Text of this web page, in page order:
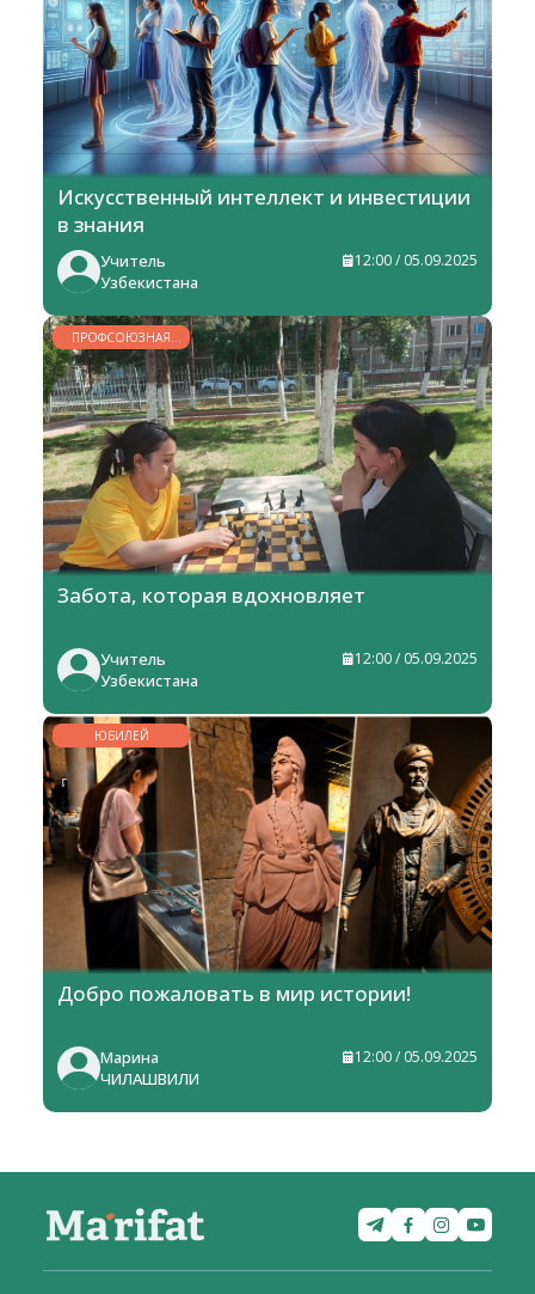
Искусственный интеллект и инвестиции
в знания
Учитель
Узбекистана
12:00 / 05.09.2025
ПРОФСОЮЗНАЯ
ЖИЗНЬ
Забота, которая вдохновляет
Учитель
Узбекистана
12:00 / 05.09.2025
ЮБИЛЕЙ
Добро пожаловать в мир истории!
Марина
ЧИЛАШВИЛИ
12:00 / 05.09.2025